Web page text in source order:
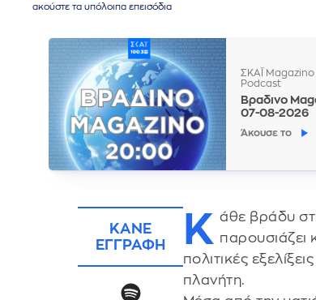
ακούστε τα υπόλοιπα επεισόδια
ΣΚΑΪ Magazino
Podcast
Βραδινο
07-08-2026
Άκουσε το
ΚΑΝΕ
ΕΓΓΡΑΦΗ
Κ άθε βράδυ
παρουσιάζει
πολιτικές
πλανήτη.